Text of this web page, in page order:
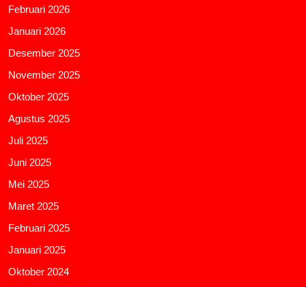
Februari 2026
Januari 2026
Desember 2025
November 2025
Oktober 2025
Agustus 2025
Juli 2025
Juni 2025
Mei 2025
Maret 2025
Februari 2025
Januari 2025
Oktober 2024